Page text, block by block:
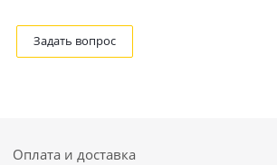
Задать вопрос
Оплата и доставка